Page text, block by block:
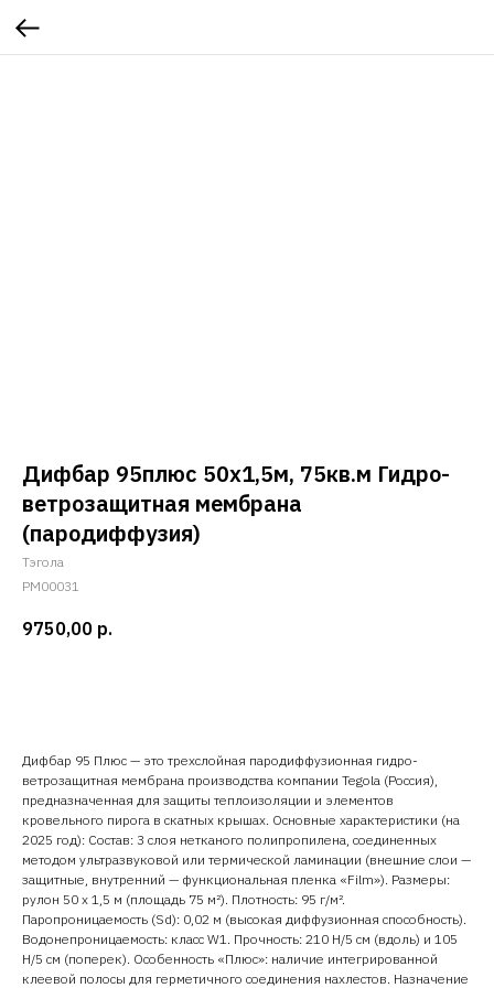
Дифбар 95плюс 50х1,5м, 75кв.м Гидро-
ветрозащитная мембрана
(пародиффузия)
Тэгола
PM00031
9750,00 р.
Дифбар 95 Плюс — это трехслойная пародиффузионная гидро-
ветрозащитная мембрана производства компании Tegola (Россия),
предназначенная для защиты теплоизоляции и элементов
кровельного пирога в скатных крышах. Основные характеристики (на
2025 год): Состав: 3 слоя нетканого полипропилена, соединенных
методом ультразвуковой или термической ламинации (внешние слои —
защитные, внутренний — функциональная пленка «Film»). Размеры:
рулон 50 х 1,5 м (площадь 75 м²). Плотность: 95 г/м².
Паропроницаемость (Sd): 0,02 м (высокая диффузионная способность).
Водонепроницаемость: класс W1. Прочность: 210 Н/5 см (вдоль) и 105
Н/5 см (поперек). Особенность «Плюс»: наличие интегрированной
клеевой полосы для герметичного соединения нахлестов. Назначение